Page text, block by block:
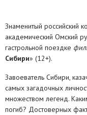
Знаменитый российский
академический Омский
гастрольной поездке
Сибири» (12+).
Завоеватель Сибири,
самых загадочных
множеством легенд.
погиб? Достоверных